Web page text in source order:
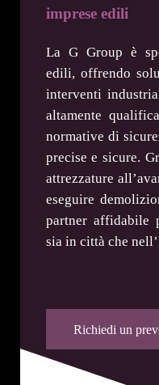
imprese edili
La G Group è
edili, offrendo
interventi
altamente
normative di
precise e sicure.
attrezzature
eseguire
partner affidabile
sia in città che
Richiedi un